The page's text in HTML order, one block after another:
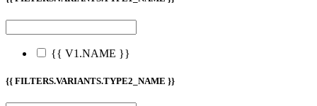
{{ V1.NAME }}
{{ FILTERS.VARIANTS.TYPE2_NAME }}